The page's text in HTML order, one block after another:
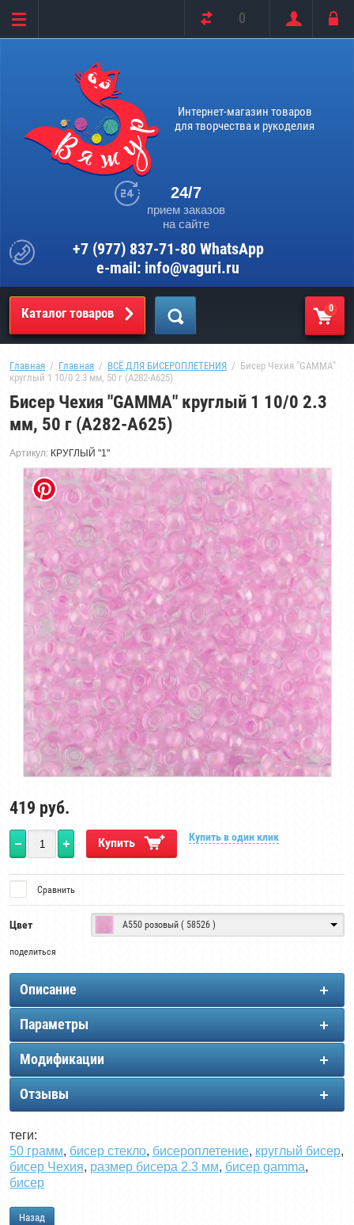
0
Интернет-магазин товаров
для творчества и рукоделия
24/7
прием заказов
на сайте
+7 (977) 837-71-80 WhatsApp
e-mail: info@vaguri.ru
Каталог товаров 0
Главная
  /
Главная
  /
ВСЁ ДЛЯ БИСЕРОПЛЕТЕНИЯ
  /  Бисер Чехия "GAMMA"
круглый 1 10/0 2.3 мм, 50 г (А282-А625)
Бисер Чехия "GAMMA" круглый 1 10/0 2.3
мм, 50 г (А282-А625)
Артикул: КРУГЛЫЙ "1"
419 руб.
Купить Купить в один клик
Сравнить
Цвет А550 розовый ( 58526 )
поделиться
Описание
Параметры
Модификации
Отзывы
теги:
50 грамм, бисер стекло, бисероплетение, круглый бисер,
бисер Чехия, размер бисера 2.3 мм, бисер gamma,
бисер
Назад